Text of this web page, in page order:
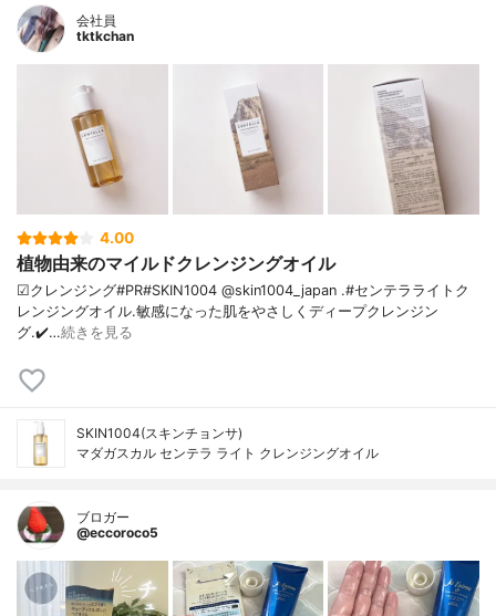
会社員
tktkchan
4.00
植物由来のマイルドクレンジングオイル
☑クレンジング#PR#SKIN1004 @skin1004_japan .#センテラライトク
レンジングオイル.敏感になった肌をやさしくディープクレンジン
グ.✔️…続きを見る
SKIN1004(スキンチョンサ)
マダガスカル センテラ ライト クレンジングオイル
ブロガー
@eccoroco5